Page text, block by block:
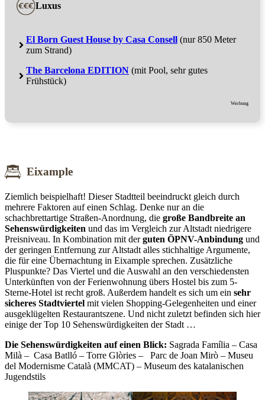
Luxus
El Born Guest House by Casa Consell (nur 850 Meter
zum Strand)
The Barcelona EDITION (mit Pool, sehr gutes
Frühstück)
Werbung
Eixample
Ziemlich beispielhaft! Dieser Stadtteil beeindruckt gleich durch
mehrere Faktoren auf einen Schlag. Denke nur an die
schachbrettartige Straßen-Anordnung, die große Bandbreite an
Sehenswürdigkeiten und das im Vergleich zur Altstadt niedrigere
Preisniveau. In Kombination mit derguten ÖPNV-Anbindung und
der geringen Entfernung zur Altstadt alles stichhaltige Argumente,
die für eine Übernachtung in Eixample sprechen. Zusätzliche
Pluspunkte? Das Viertel und die Auswahl an den verschiedensten
Unterkünften von der Ferienwohnung übers Hostel bis zum 5-
Sterne-Hotel ist recht groß. Außerdem handelt es sich um ein sehr
sicheres Stadtviertel mit vielen Shopping-Gelegenheiten und einer
ausgeklügelten Restaurantszene. Und nicht zuletzt befinden sich hier
einige der Top 10 Sehenswürdigkeiten der Stadt …
Die Sehenswürdigkeiten auf einen Blick: Sagrada Família – Casa
Milà – Casa Batlló – Torre Glòries – Parc de Joan Mirò – Museu
del Modernisme Català (MMCAT) – Museum des katalanischen
Jugendstils